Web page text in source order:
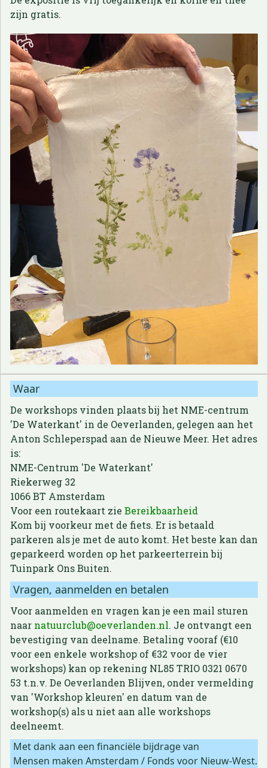
zijn gratis.
Waar
De workshops vinden plaats bij het NME-centrum
'De Waterkant' in de Oeverlanden, gelegen aan het
Anton Schleperspad aan de Nieuwe Meer. Het adres
is:
NME-Centrum 'De Waterkant'
Riekerweg 32
1066 BT Amsterdam
Voor een routekaart zie Bereikbaarheid
Kom bij voorkeur met de fiets. Er is betaald
parkeren als je met de auto komt. Het beste kan dan
geparkeerd worden op het parkeerterrein bij
Tuinpark Ons Buiten.
Vragen, aanmelden en betalen
Voor aanmelden en vragen kan je een mail sturen
naar natuurclub@oeverlanden.nl. Je ontvangt een
bevestiging van deelname. Betaling vooraf (€10
voor een enkele workshop of €32 voor de vier
workshops) kan op rekening NL85 TRIO 0321 0670
53 t.n.v. De Oeverlanden Blijven, onder vermelding
van 'Workshop kleuren' en datum van de
workshop(s) als u niet aan alle workshops
deelneemt.
Met dank aan een financiële bijdrage van
Mensen maken Amsterdam / Fonds voor Nieuw-West.